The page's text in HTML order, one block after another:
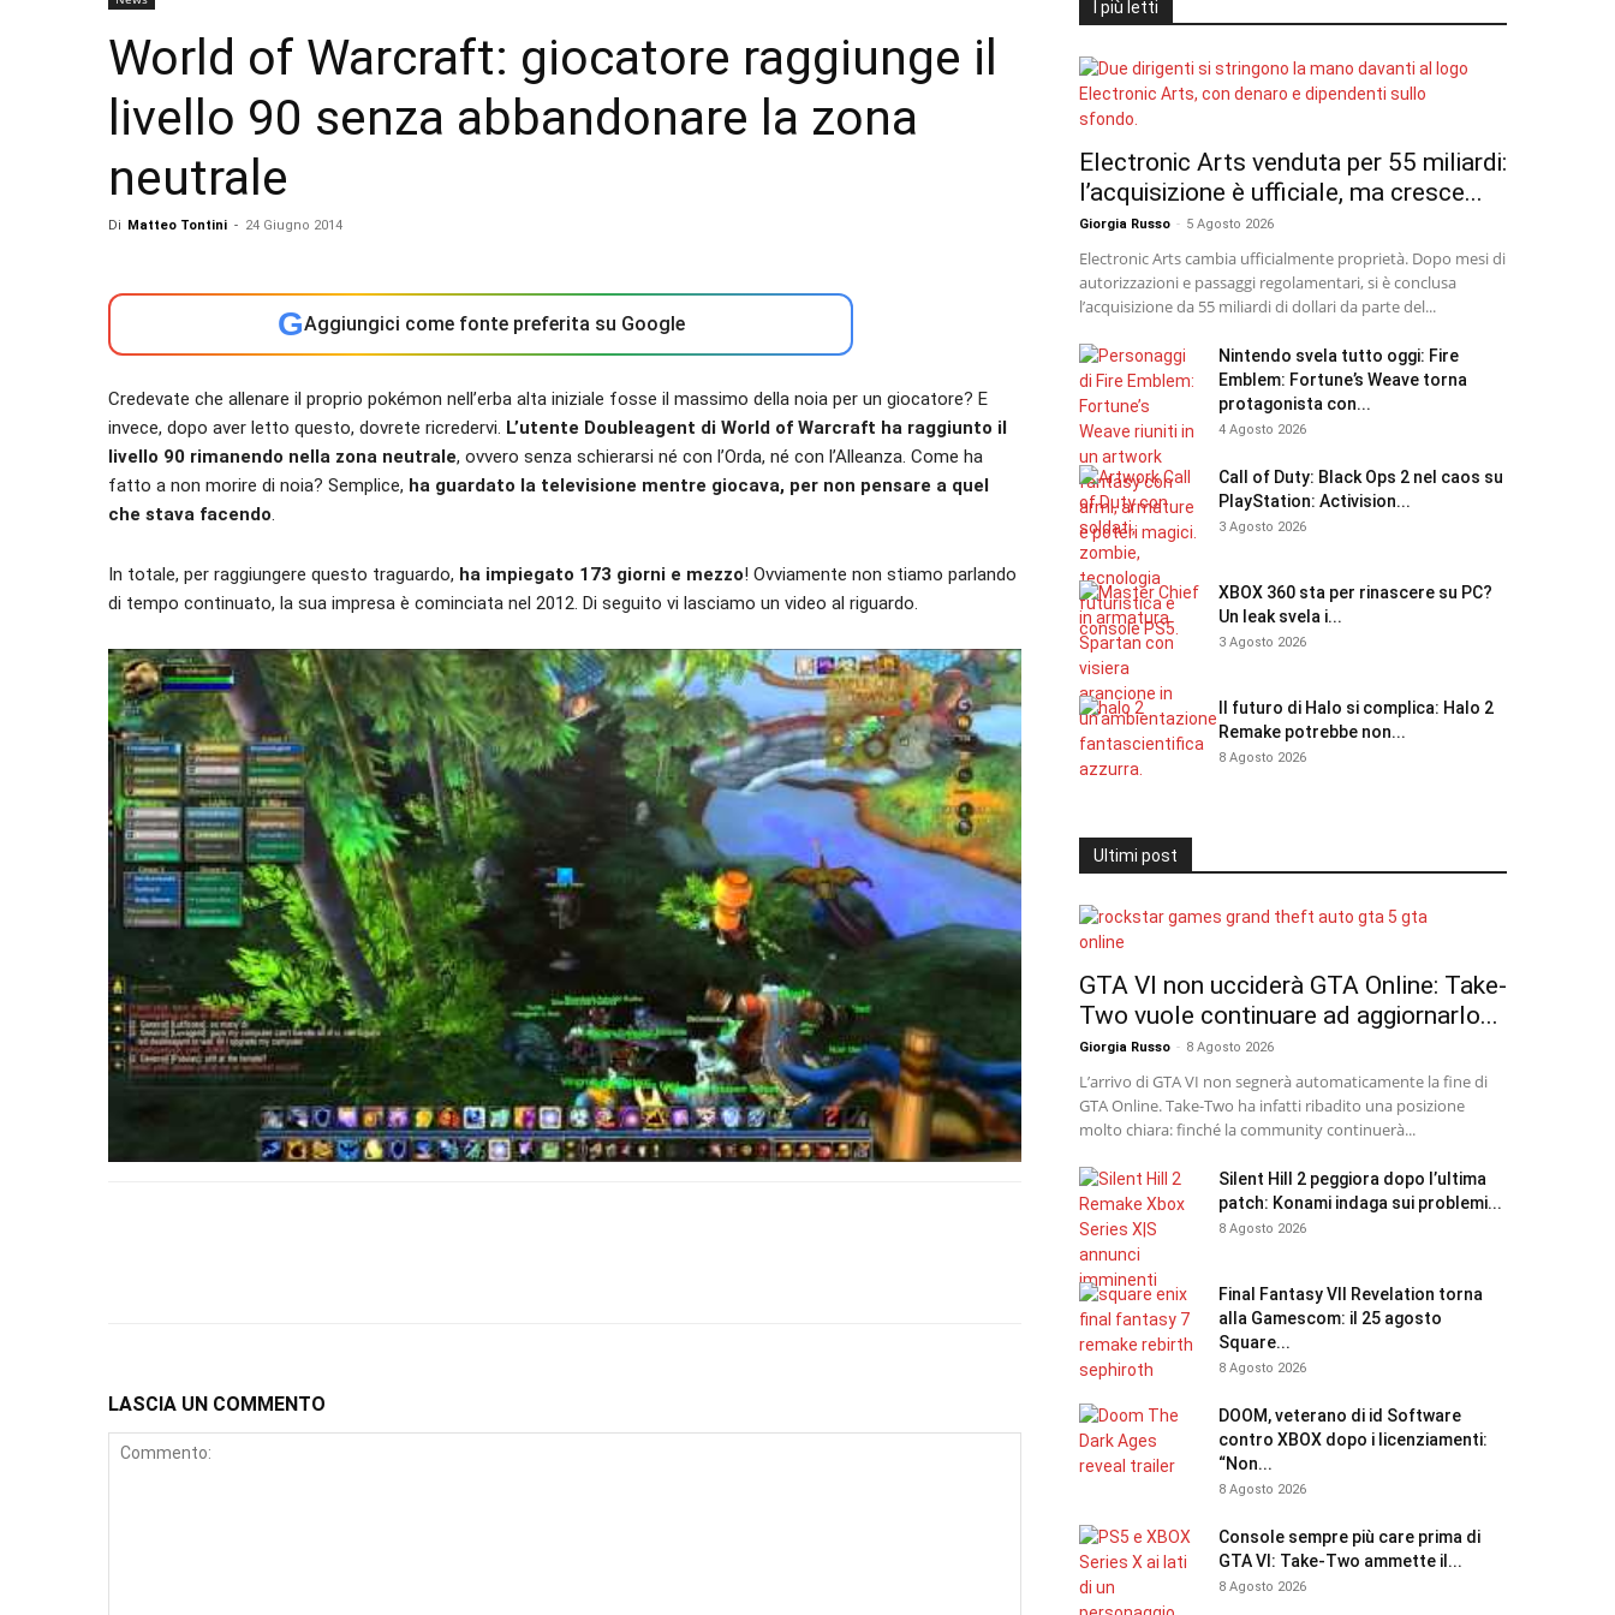
World of Warcraft: giocatore raggiunge il
livello 90 senza abbandonare la zona
neutrale
Di Matteo Tontini - 24 Giugno 2014
GAggiungici come fonte preferita su Google
Credevate che allenare il proprio pokémon nell’erba alta iniziale fosse il massimo della noia per un giocatore? E
invece, dopo aver letto questo, dovrete ricredervi. L’utente Doubleagent di World of Warcraft ha raggiunto il
livello 90 rimanendo nella zona neutrale, ovvero senza schierarsi né con l’Orda, né con l’Alleanza. Come ha
fatto a non morire di noia? Semplice, ha guardato la televisione mentre giocava, per non pensare a quel
che stava facendo.
In totale, per raggiungere questo traguardo, ha impiegato 173 giorni e mezzo! Ovviamente non stiamo parlando
di tempo continuato, la sua impresa è cominciata nel 2012. Di seguito vi lasciamo un video al riguardo.
LASCIA UN COMMENTO
I più letti
Electronic Arts venduta per 55 miliardi:
l’acquisizione è ufficiale, ma cresce...
Giorgia Russo - 5 Agosto 2026
Electronic Arts cambia ufficialmente proprietà. Dopo mesi di
autorizzazioni e passaggi regolamentari, si è conclusa
l’acquisizione da 55 miliardi di dollari da parte del...
Nintendo svela tutto oggi: Fire
Emblem: Fortune’s Weave torna
protagonista con...
4 Agosto 2026
Call of Duty: Black Ops 2 nel caos su
PlayStation: Activision...
3 Agosto 2026
XBOX 360 sta per rinascere su PC?
Un leak svela i...
3 Agosto 2026
Il futuro di Halo si complica: Halo 2
Remake potrebbe non...
8 Agosto 2026
Ultimi post
GTA VI non ucciderà GTA Online: Take-
Two vuole continuare ad aggiornarlo...
Giorgia Russo - 8 Agosto 2026
L’arrivo di GTA VI non segnerà automaticamente la fine di
GTA Online. Take-Two ha infatti ribadito una posizione
molto chiara: finché la community continuerà...
Silent Hill 2 peggiora dopo l’ultima
patch: Konami indaga sui problemi...
8 Agosto 2026
Final Fantasy VII Revelation torna
alla Gamescom: il 25 agosto
Square...
8 Agosto 2026
DOOM, veterano di id Software
contro XBOX dopo i licenziamenti:
“Non...
8 Agosto 2026
Console sempre più care prima di
GTA VI: Take-Two ammette il...
8 Agosto 2026